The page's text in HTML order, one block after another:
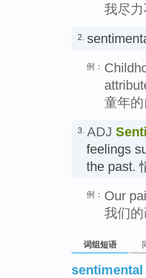
我尽
2.
例：
童年
3. ADJ
feelings
the past.
例： Our
我们
词组短语
sentimental